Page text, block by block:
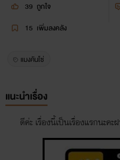
39 ถูกใจ
15 เพิ่มลงคลัง
แมงคันโซ่
แนะนำเรื่อง
ดีค่ะ เรื่องนี้เป็นเรื่องแรกนะคะ